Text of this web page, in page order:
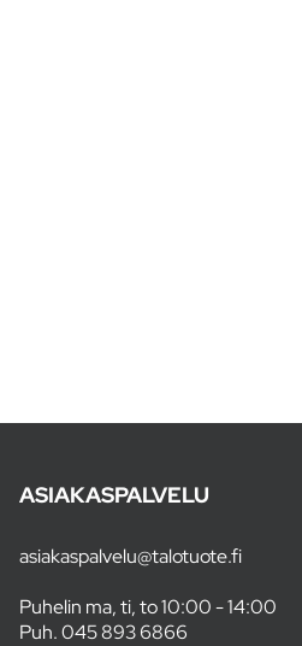
ASIAKASPALVELU
asiakaspalvelu@talotuote.fi
Puhelin ma, ti, to 10:00 - 14:00
Puh.045 893 6866